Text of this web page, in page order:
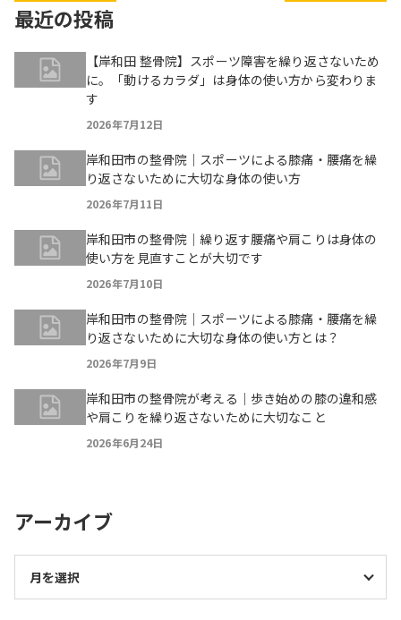
最近の投稿
【岸和田 整骨院】スポーツ障害を繰り返さないため
に。「動けるカラダ」は身体の使い方から変わりま
す
2026年7月12日
岸和田市の整骨院｜スポーツによる膝痛・腰痛を繰
り返さないために大切な身体の使い方
2026年7月11日
岸和田市の整骨院｜繰り返す腰痛や肩こりは身体の
使い方を見直すことが大切です
2026年7月10日
岸和田市の整骨院｜スポーツによる膝痛・腰痛を繰
り返さないために大切な身体の使い方とは？
2026年7月9日
岸和田市の整骨院が考える｜歩き始めの膝の違和感
や肩こりを繰り返さないために大切なこと
2026年6月24日
アーカイブ